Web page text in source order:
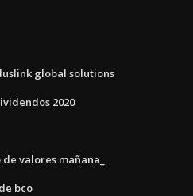
global solutions
2020
valores mañana_
bco